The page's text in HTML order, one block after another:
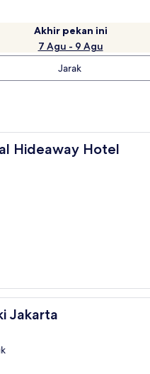
Akhir pekan ini
7 Agu - 9 Agu
Jarak
Hideaway Hotel
Hotel
Jakarta